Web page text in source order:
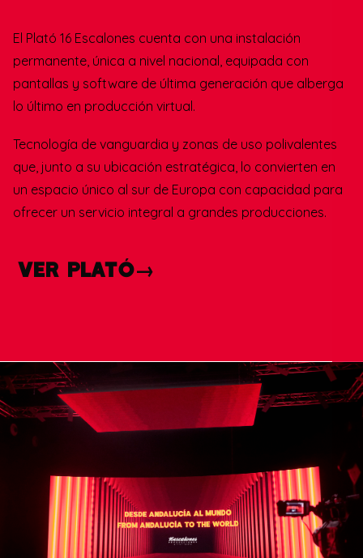
El Plató 16 Escalones cuenta con una instalación
permanente, única a nivel nacional, equipada con
pantallas y software de última generación que alberga
lo último en producción virtual.
Tecnología de vanguardia y zonas de uso polivalentes
que, junto a su ubicación estratégica, lo convierten en
un espacio único al sur de Europa con capacidad para
ofrecer un servicio integral a grandes producciones.
VER PLATÓ→